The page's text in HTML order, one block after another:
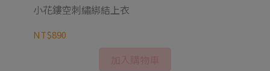
小花鏤空刺繡綁結上衣
NT$890